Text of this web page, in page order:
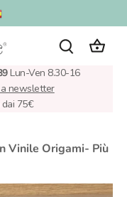
Lun-Ven 8.30-16
newsletter
dai 75€
Vinile Origami- Più